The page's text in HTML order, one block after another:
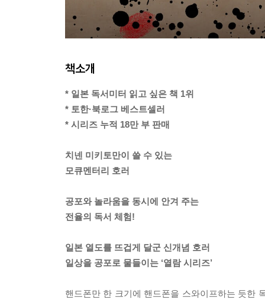
책소개
* 일본 독서미터 읽고 싶은 책 1위
* 토한·북로그 베스트셀러
* 시리즈 누적 18만 부 판매
치넨 미키토만이 쓸 수 있는
모큐멘터리 호러
공포와 놀라움을 동시에 안겨 주는
전율의 독서 체험!
일본 열도를 뜨겁게 달군 신개념 호러
일상을 공포로 물들이는 ‘열람 시리즈’
핸드폰만 한 크기에 핸드폰을 스와이프하는 듯한